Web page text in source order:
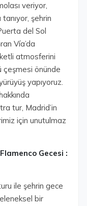
veriyor,
tanıyor, şehrin
del Sol
Vía’da
atmosferini
çeşmesi önünde
yapıyoruz.
tur, Madrid’in
için unutulmaz
Gecesi :
ile şehrin gece
bir